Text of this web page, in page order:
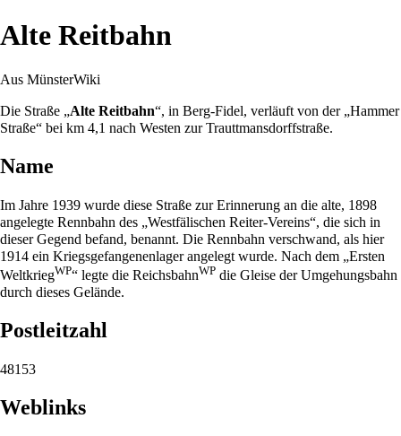
Alte Reitbahn
Aus MünsterWiki
Die Straße „Alte Reitbahn“, in Berg-Fidel, verläuft von der „Hammer
Straße“ bei km 4,1 nach Westen zurTrauttmansdorffstraße.
Name
Im Jahre 1939 wurde diese Straße zur Erinnerung an die alte, 1898
angelegte Rennbahn des „Westfälischen Reiter-Vereins“, die sich in
dieser Gegend befand, benannt. Die Rennbahn verschwand, als hier
1914 ein Kriegsgefangenenlager angelegt wurde. Nach dem „Ersten
WeltkriegWP“ legte die ReichsbahnWP die Gleise der Umgehungsbahn
durch dieses Gelände.
Postleitzahl
48153
Weblinks